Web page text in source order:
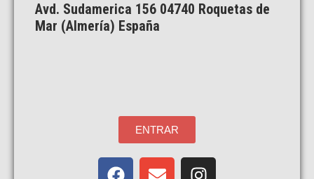
Avd. Sudamerica 156 04740 Roquetas de
Mar (Almería) España
ENTRAR